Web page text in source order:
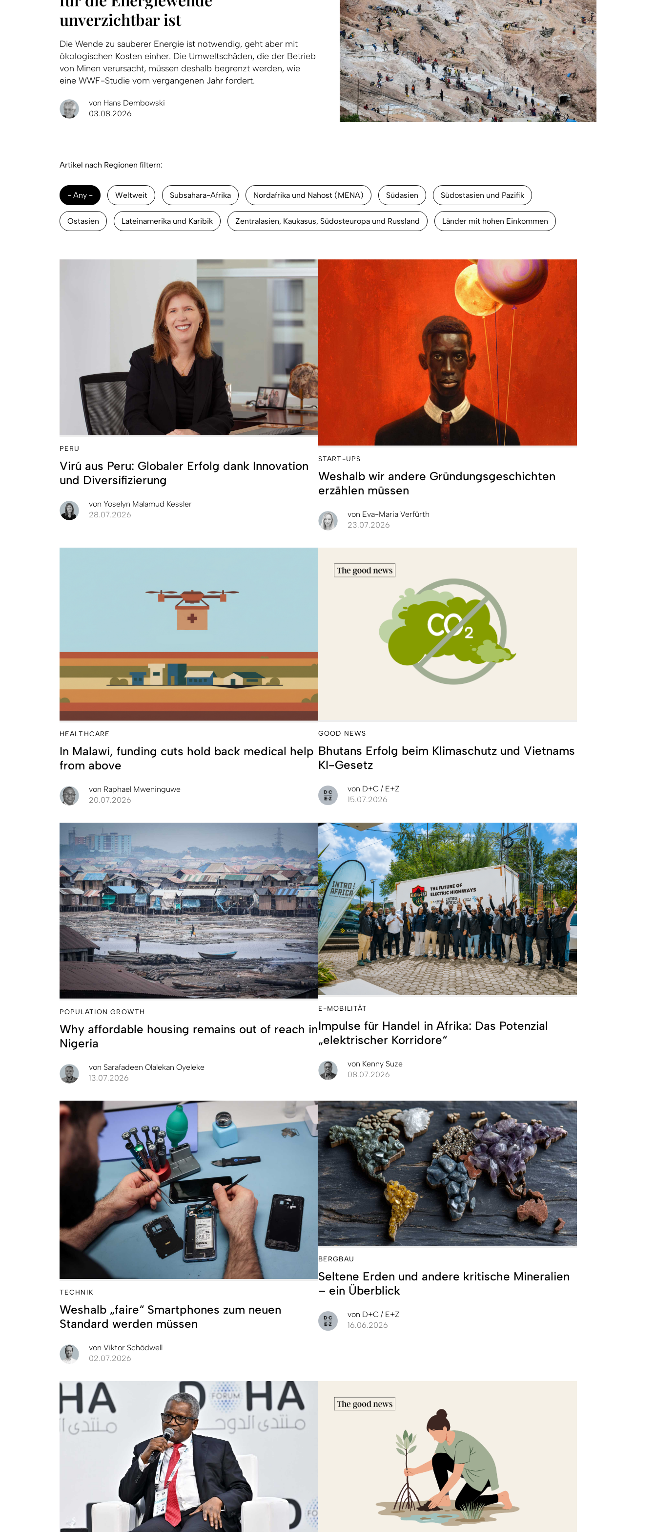
unverzichtbar ist
Die Wende zu sauberer Energie ist notwendig, geht aber mit
ökologischen Kosten einher. Die Umweltschäden, die der Betrieb
von Minen verursacht, müssen deshalb begrenzt werden, wie
eine WWF-Studie vom vergangenen Jahr fordert.
von Hans Dembowski
03.08.2026
Artikel nach Regionen filtern:
- Any - Weltweit Subsahara-Afrika Nordafrika und Nahost (MENA) Südasien Südostasien und Pazifik
Ostasien Lateinamerika und Karibik Zentralasien, Kaukasus, Südosteuropa und Russland Länder mit hohen Einkommen
PERU
Virú aus Peru: Globaler Erfolg dank Innovation
und Diversifizierung
von Yoselyn Malamud Kessler
28.07.2026
START-UPS
Weshalb wir andere Gründungsgeschichten
erzählen müssen
von Eva-Maria Verfürth
23.07.2026
HEALTHCARE
In Malawi, funding cuts hold back medical help
from above
von Raphael Mweninguwe
20.07.2026
GOOD NEWS
Bhutans Erfolg beim Klimaschutz und Vietnams
KI-Gesetz
von D+C / E+Z
15.07.2026
POPULATION GROWTH
Why affordable housing remains out of reach in
Nigeria
von Sarafadeen Olalekan Oyeleke
13.07.2026
E-MOBILITÄT
Impulse für Handel in Afrika: Das Potenzial
„elektrischer Korridore“
von Kenny Suze
08.07.2026
TECHNIK
Weshalb „faire“ Smartphones zum neuen
Standard werden müssen
von Viktor Schödwell
02.07.2026
BERGBAU
Seltene Erden und andere kritische Mineralien
– ein Überblick
von D+C / E+Z
16.06.2026